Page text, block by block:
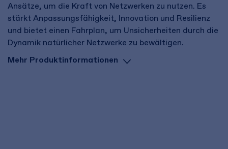
Ansätze, um die Kraft von Netzwerken zu nutzen. Es
stärkt Anpassungsfähigkeit, Innovation und Resilienz
und bietet einen Fahrplan, um Unsicherheiten durch die
Dynamik natürlicher Netzwerke zu bewältigen.
Mehr Produktinformationen